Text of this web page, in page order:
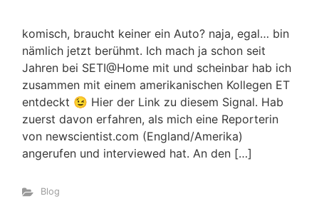
komisch, braucht keiner ein Auto? naja, egal… bin
nämlich jetzt berühmt. Ich mach ja schon seit
Jahren bei SETI@Home mit und scheinbar hab ich
zusammen mit einem amerikanischen Kollegen ET
entdeckt 😉 Hier der Link zu diesem Signal. Hab
zuerst davon erfahren, als mich eine Reporterin
von newscientist.com (England/Amerika)
angerufen und interviewed hat. An den […]
Blog